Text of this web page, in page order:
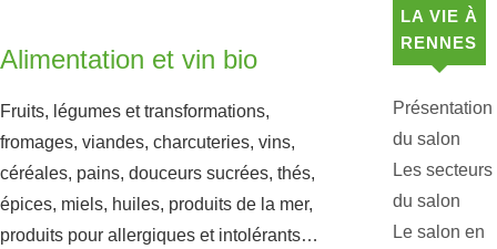
Alimentation et vin bio
Fruits, légumes et transformations,
fromages, viandes, charcuteries, vins,
céréales, pains, douceurs sucrées, thés,
épices, miels, huiles, produits de la mer,
produits pour allergiques et intolérants…
LA VIE À
RENNES
Présentation
du salon
Les secteurs
du salon
Le salon en